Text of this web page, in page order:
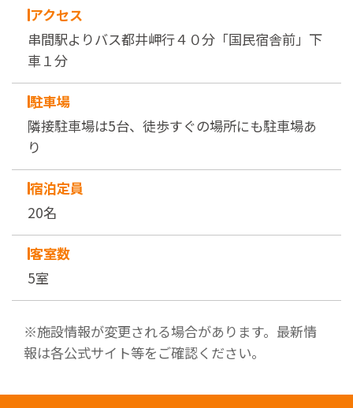
アクセス
串間駅よりバス都井岬行４０分「国民宿舎前」下
車１分
駐車場
隣接駐車場は5台、徒歩すぐの場所にも駐車場あ
り
宿泊定員
20名
客室数
5室
※施設情報が変更される場合があります。最新情
報は各公式サイト等をご確認ください。